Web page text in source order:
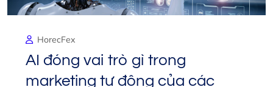
HorecFex
AI đóng vai trò gì trong
marketing tự động của các